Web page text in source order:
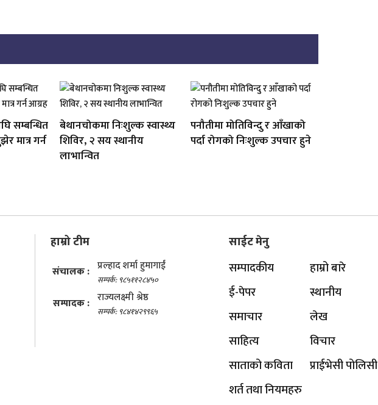
सम्बन्धित
मात्र गर्न
बेथानचोकमा निःशुल्क स्वास्थ्य
शिविर, २ सय स्थानीय
लाभान्वित
पनौतीमा मोतिविन्दु र आँखाको
पर्दा रोगको निःशुल्क उपचार हुने
हाम्रो टीम
संचालक : प्रल्हाद शर्मा हुमागाईं
सम्पर्क: ९८५११२८४५०
सम्पादक : राज्यलक्ष्मी श्रेष्ठ
सम्पर्क: ९८४१४२९९६५
साईट मेनु
सम्पादकीय
हाम्रो बारे
ई-पेपर
स्थानीय
समाचार
लेख
साहित्य
विचार
साताको कविता
प्राईभेसी पोलिसी
शर्त तथा नियमहरु